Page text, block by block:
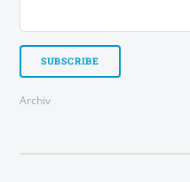
Archiv